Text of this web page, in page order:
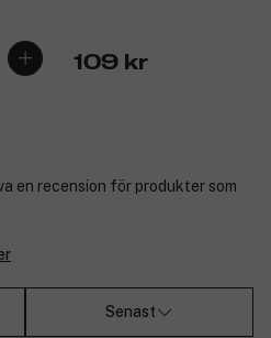
109 kr
en recension för produkter som
Senast